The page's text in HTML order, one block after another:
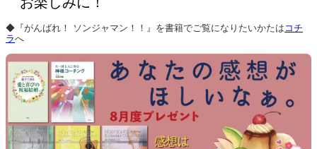
◆『がんばれ！ ソンジャマン！！』を書籍でご覧になりたいかたは コチ
ラへ